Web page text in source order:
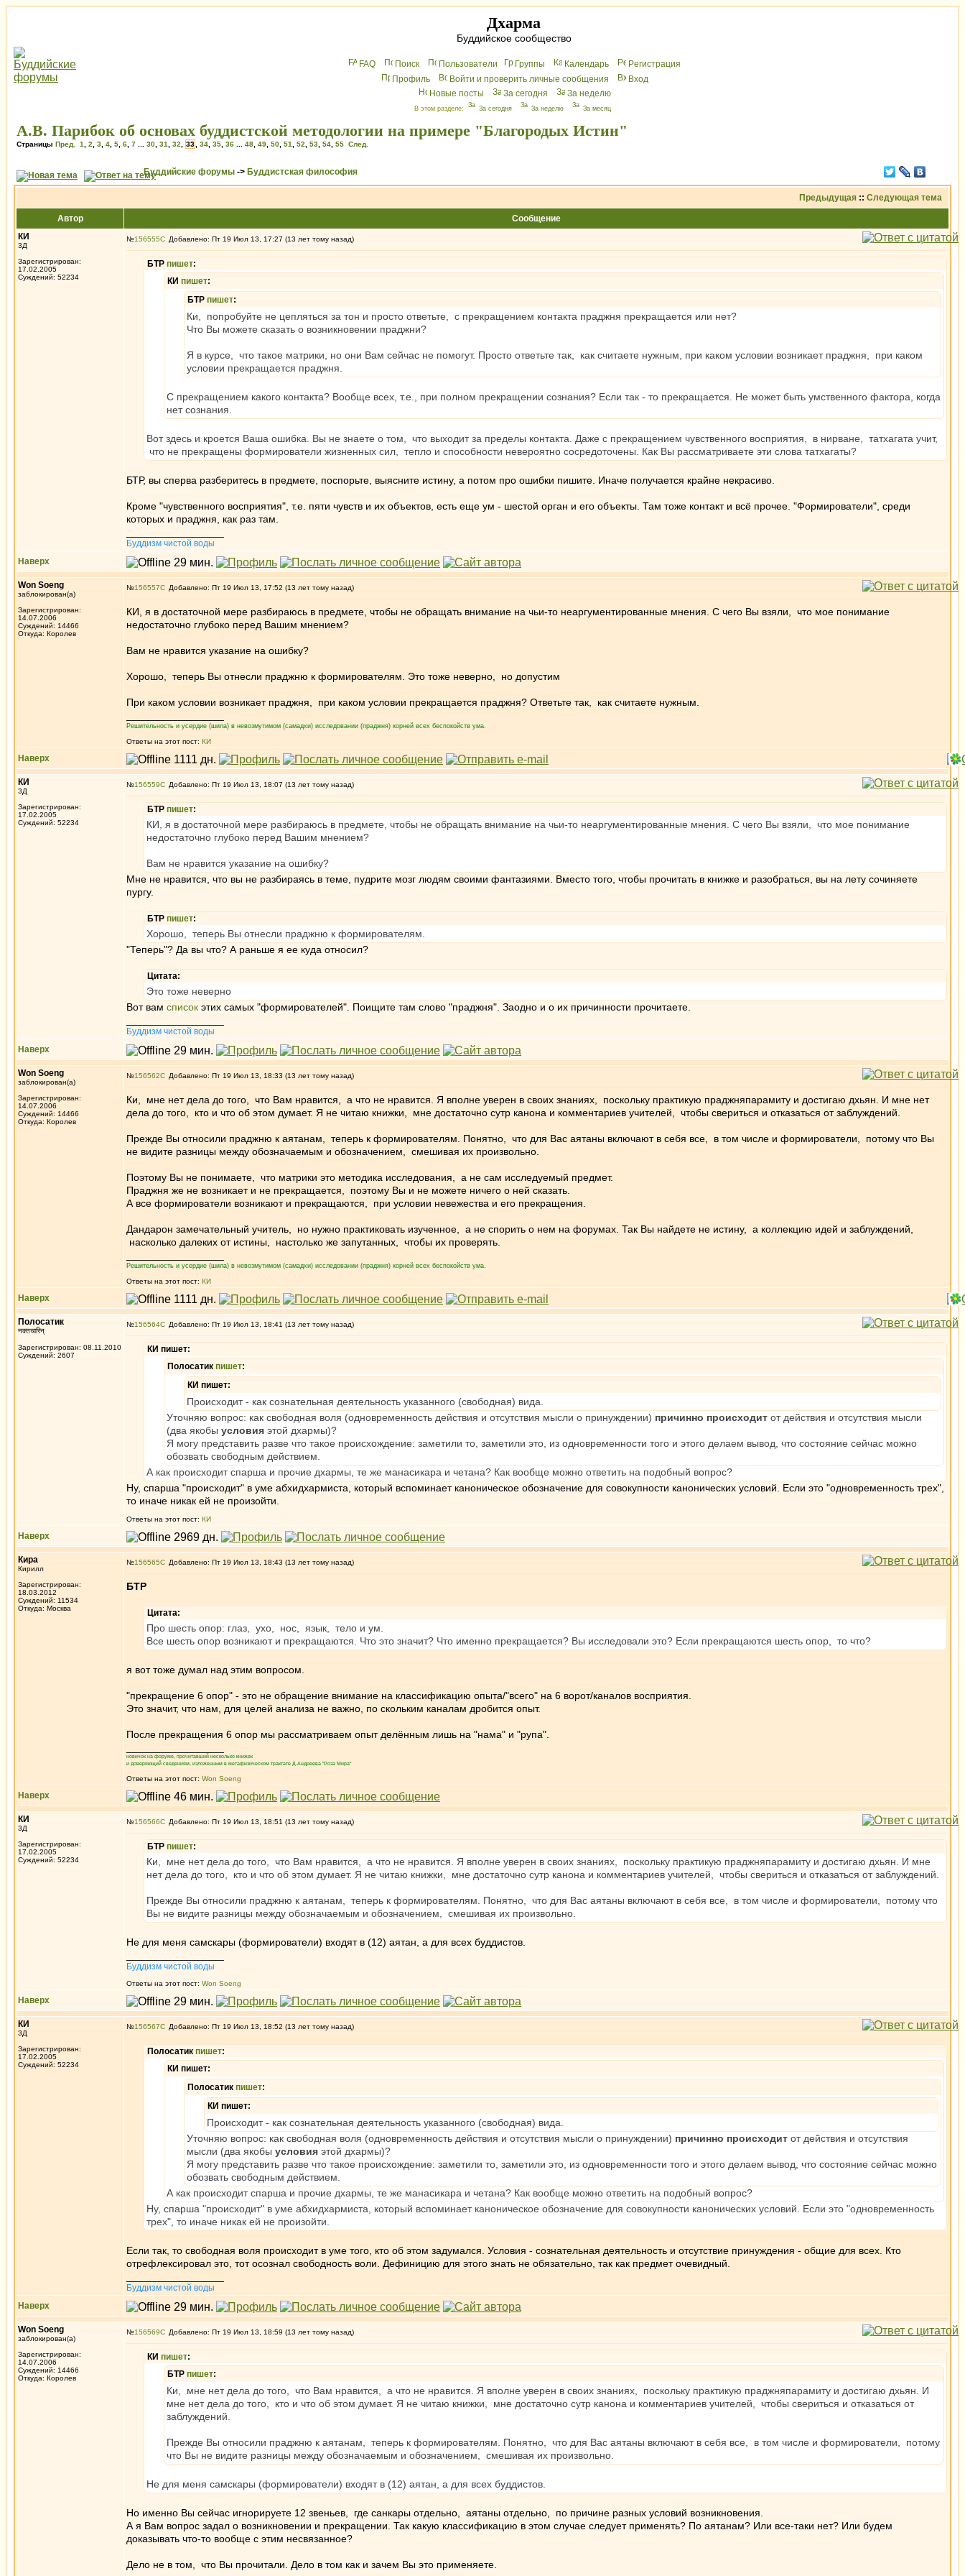
Дхарма
Буддийское сообщество
FAQ Поиск Пользователи Группы Календарь
Peгиcтрaция
Профиль
Войти и проверить личные сообщения
Вхoд
Новые посты
За сегодня За неделю
В этом разделе: За сегодня За неделю За месяц
А.В. Парибок об основах буддистской методологии на примере "Благородых Истин"
Страницы Пред. 1 2 3 4 5 6 7 30 31 32 33 34 35 36 48 49 50 51 52 53 54 55 След.
Буддийские форумы -> Буддистская философия
Предыдущая :: Следующая тема
Автор
Сообщение
КИ
3Д
Зарегистрирован:
17.02.2005
Суждений: 52234
№156555 Добавлено: Пт 19 Июл 13, 17:27 (13 лет тому назад)
БТР пишет:
КИ пишет:
БТР пишет:
Ки, попробуйте не цепляться за тон и просто ответьте, с прекращением контакта праджня прекращается или нет?
Что Вы можете сказать о возникновении праджни?
Я в курсе, что такое матрики, но они Вам сейчас не помогут. Просто ответьте так, как считаете нужным, при каком условии возникает праджня, при каком
условии прекращается праджня.
С прекращением какого контакта? Вообще всех, т.е., при полном прекращении сознания? Если так - то прекращается. Не может быть умственного фактора, когда
нет сознания.
Вот здесь и кроется Ваша ошибка. Вы не знаете о том, что выходит за пределы контакта. Даже с прекращением чувственного восприятия, в нирване, татхагата учит,
что не прекращены формирователи жизненных сил, тепло и способности невероятно сосредоточены. Как Вы рассматриваете эти слова татхагаты?
БТР, вы сперва разберитесь в предмете, поспорьте, выясните истину, а потом про ошибки пишите. Иначе получается крайне некрасиво.
Кроме "чувственного восприятия", т.е. пяти чувств и их объектов, есть еще ум - шестой орган и его объекты. Там тоже контакт и всё прочее. "Формирователи", среди
которых и праджня, как раз там.
Буддизм чистой воды
Наверх
Won Soeng
заблокирован(а)
Зарегистрирован:
14.07.2006
Суждений: 14466
Откуда: Королев
№156557 Добавлено: Пт 19 Июл 13, 17:52 (13 лет тому назад)
КИ, я в достаточной мере разбираюсь в предмете, чтобы не обращать внимание на чьи-то неаргументированные мнения. С чего Вы взяли, что мое понимание
недостаточно глубоко перед Вашим мнением?
Вам не нравится указание на ошибку?
Хорошо, теперь Вы отнесли праджню к формирователям. Это тоже неверно, но допустим
При каком условии возникает праджня, при каком условии прекращается праджня? Ответьте так, как считаете нужным.
Решительность и усердие (шила) в невозмутимом (самадхи) исследовании (праджня) корней всех беспокойств ума.
Ответы на этот пост: КИ
Наверх
КИ
3Д
Зарегистрирован:
17.02.2005
Суждений: 52234
№156559 Добавлено: Пт 19 Июл 13, 18:07 (13 лет тому назад)
БТР пишет:
КИ, я в достаточной мере разбираюсь в предмете, чтобы не обращать внимание на чьи-то неаргументированные мнения. С чего Вы взяли, что мое понимание
недостаточно глубоко перед Вашим мнением?
Вам не нравится указание на ошибку?
Мне не нравится, что вы не разбираясь в теме, пудрите мозг людям своими фантазиями. Вместо того, чтобы прочитать в книжке и разобраться, вы на лету сочиняете
пургу.
БТР пишет:
Хорошо, теперь Вы отнесли праджню к формирователям.
"Теперь"? Да вы что? А раньше я ее куда относил?
Цитата:
Это тоже неверно
Вот вам список этих самых "формирователей". Поищите там слово "праджня". Заодно и о их причинности прочитаете.
Буддизм чистой воды
Наверх
Won Soeng
заблокирован(а)
Зарегистрирован:
14.07.2006
Суждений: 14466
Откуда: Королев
№156562 Добавлено: Пт 19 Июл 13, 18:33 (13 лет тому назад)
Ки, мне нет дела до того, что Вам нравится, а что не нравится. Я вполне уверен в своих знаниях, поскольку практикую праджняпарамиту и достигаю дхьян. И мне нет
дела до того, кто и что об этом думает. Я не читаю книжки, мне достаточно сутр канона и комментариев учителей, чтобы свериться и отказаться от заблуждений.
Прежде Вы относили праджню к аятанам, теперь к формирователям. Понятно, что для Вас аятаны включают в себя все, в том числе и формирователи, потому что Вы
не видите разницы между обозначаемым и обозначением, смешивая их произвольно.
Поэтому Вы не понимаете, что матрики это методика исследования, а не сам исследуемый предмет.
Праджня же не возникает и не прекращается, поэтому Вы и не можете ничего о ней сказать.
А все формирователи возникают и прекращаются, при условии невежества и его прекращения.
Дандарон замечательный учитель, но нужно практиковать изученное, а не спорить о нем на форумах. Так Вы найдете не истину, а коллекцию идей и заблуждений,
насколько далеких от истины, настолько же запутанных, чтобы их проверять.
Решительность и усердие (шила) в невозмутимом (самадхи) исследовании (праджня) корней всех беспокойств ума.
Ответы на этот пост: КИ
Наверх
Полосатик
नक्तचारिन्
Зарегистрирован: 08.11.2010
Суждений: 2607
№156564 Добавлено: Пт 19 Июл 13, 18:41 (13 лет тому назад)
КИ пишет:
Полосатик пишет:
КИ пишет:
Происходит - как сознательная деятельность указанного (свободная) вида.
Уточняю вопрос: как свободная воля (одновременность действия и отсутствия мысли о принуждении) причинно происходит от действия и отсутствия мысли
(два якобы условия этой дхармы)?
Я могу представить разве что такое происхождение: заметили то, заметили это, из одновременности того и этого делаем вывод, что состояние сейчас можно
обозвать свободным действием.
А как происходит спарша и прочие дхармы, те же манасикара и четана? Как вообще можно ответить на подобный вопрос?
Ну, спарша "происходит" в уме абхидхармиста, который вспоминает каноническое обозначение для совокупности канонических условий. Если это "одновременность трех",
то иначе никак ей не произойти.
Ответы на этот пост: КИ
Наверх
Кира
Кирилл
Зарегистрирован:
18.03.2012
Суждений: 11534
Откуда: Москва
№156565 Добавлено: Пт 19 Июл 13, 18:43 (13 лет тому назад)
БТР
Цитата:
Про шесть опор: глаз, ухо, нос, язык, тело и ум.
Все шесть опор возникают и прекращаются. Что это значит? Что именно прекращается? Вы исследовали это? Если прекращаются шесть опор, то что?
я вот тоже думал над этим вопросом.
"прекращение 6 опор" - это не обращение внимание на классификацию опыта/"всего" на 6 ворот/каналов восприятия.
Это значит, что нам, для целей анализа не важно, по скольким каналам дробится опыт.
После прекращения 6 опор мы рассматриваем опыт делённым лишь на "нама" и "рупа".
новичок на форуме, прочитавший несколько книжек
и доверяющий сведениям, изложенным в метафизическом трактате Д.Андреева "Роза Мира"
Ответы на этот пост: Won Soeng
Наверх
КИ
3Д
Зарегистрирован:
17.02.2005
Суждений: 52234
№156566 Добавлено: Пт 19 Июл 13, 18:51 (13 лет тому назад)
БТР пишет:
Ки, мне нет дела до того, что Вам нравится, а что не нравится. Я вполне уверен в своих знаниях, поскольку практикую праджняпарамиту и достигаю дхьян. И мне
нет дела до того, кто и что об этом думает. Я не читаю книжки, мне достаточно сутр канона и комментариев учителей, чтобы свериться и отказаться от заблуждений.
Прежде Вы относили праджню к аятанам, теперь к формирователям. Понятно, что для Вас аятаны включают в себя все, в том числе и формирователи, потому что
Вы не видите разницы между обозначаемым и обозначением, смешивая их произвольно.
Не для меня самскары (формирователи) входят в (12) аятан, а для всех буддистов.
Буддизм чистой воды
Ответы на этот пост: Won Soeng
Наверх
КИ
3Д
Зарегистрирован:
17.02.2005
Суждений: 52234
№156567 Добавлено: Пт 19 Июл 13, 18:52 (13 лет тому назад)
Полосатик пишет:
КИ пишет:
Полосатик пишет:
КИ пишет:
Происходит - как сознательная деятельность указанного (свободная) вида.
Уточняю вопрос: как свободная воля (одновременность действия и отсутствия мысли о принуждении) причинно происходит от действия и отсутствия
мысли (два якобы условия этой дхармы)?
Я могу представить разве что такое происхождение: заметили то, заметили это, из одновременности того и этого делаем вывод, что состояние сейчас можно
обозвать свободным действием.
А как происходит спарша и прочие дхармы, те же манасикара и четана? Как вообще можно ответить на подобный вопрос?
Ну, спарша "происходит" в уме абхидхармиста, который вспоминает каноническое обозначение для совокупности канонических условий. Если это "одновременность
трех", то иначе никак ей не произойти.
Если так, то свободная воля происходит в уме того, кто об этом задумался. Условия - сознательная деятельность и отсутствие принуждения - общие для всех. Кто
отрефлексировал это, тот осознал свободность воли. Дефиницию для этого знать не обязательно, так как предмет очевидный.
Буддизм чистой воды
Наверх
Won Soeng
заблокирован(а)
Зарегистрирован:
14.07.2006
Суждений: 14466
Откуда: Королев
№156569 Добавлено: Пт 19 Июл 13, 18:59 (13 лет тому назад)
КИ пишет:
БТР пишет:
Ки, мне нет дела до того, что Вам нравится, а что не нравится. Я вполне уверен в своих знаниях, поскольку практикую праджняпарамиту и достигаю дхьян. И
мне нет дела до того, кто и что об этом думает. Я не читаю книжки, мне достаточно сутр канона и комментариев учителей, чтобы свериться и отказаться от
заблуждений.
Прежде Вы относили праджню к аятанам, теперь к формирователям. Понятно, что для Вас аятаны включают в себя все, в том числе и формирователи, потому
что Вы не видите разницы между обозначаемым и обозначением, смешивая их произвольно.
Не для меня самскары (формирователи) входят в (12) аятан, а для всех буддистов.
Но именно Вы сейчас игнорируете 12 звеньев, где санкары отдельно, аятаны отдельно, по причине разных условий возникновения.
А я Вам вопрос задал о возникновении и прекращении. Так какую классификацию в этом случае следует применять? По аятанам? Или все-таки нет? Или будем
доказывать что-то вообще с этим несвязанное?
Дело не в том, что Вы прочитали. Дело в том как и зачем Вы это применяете.